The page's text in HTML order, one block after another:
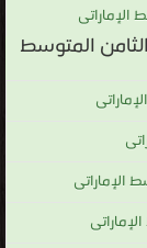
المتوسط
الإماراتى